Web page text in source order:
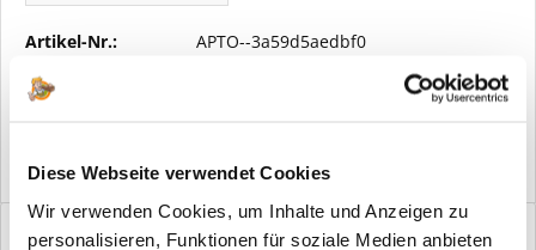
Diese Webseite verwendet Cookies
Wir verwenden Cookies, um Inhalte und Anzeigen zu
personalisieren, Funktionen für soziale Medien anbieten
Artikel-Nr.: APTO--3a59d5aedbf0
Vorteile